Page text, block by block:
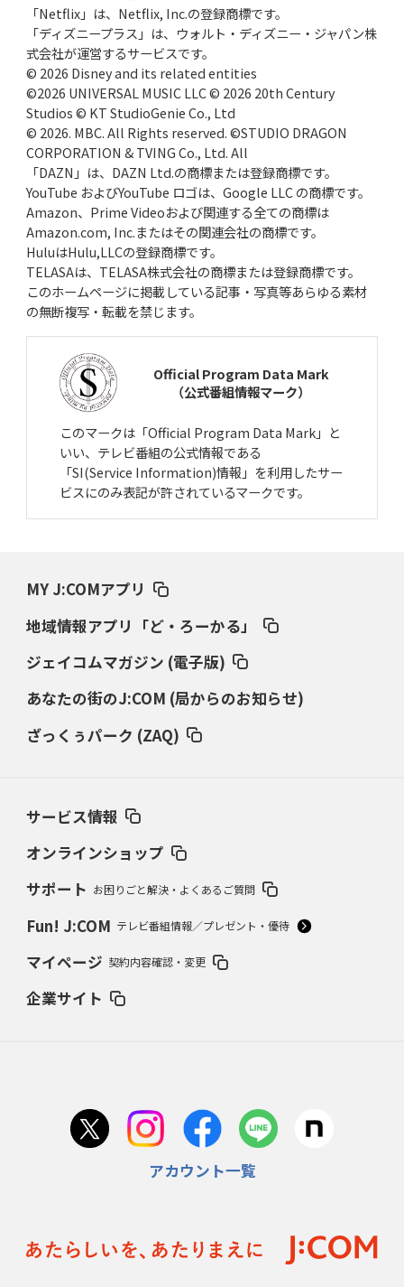
「Netflix」は、Netflix, Inc.の登録商標です。
「ディズニープラス」は、ウォルト・ディズニー・ジャパン株
式会社が運営するサービスです。
© 2026 Disney and its related entities
©2026 UNIVERSAL MUSIC LLC © 2026 20th Century
Studios © KT StudioGenie Co., Ltd
© 2026. MBC. All Rights reserved. ©STUDIO DRAGON
CORPORATION & TVING Co., Ltd. All
「DAZN」は、DAZN Ltd.の商標または登録商標です。
YouTube およびYouTube ロゴは、Google LLC の商標です。
Amazon、Prime Videoおよび関連する全ての商標は
Amazon.com, Inc.またはその関連会社の商標です。
HuluはHulu,LLCの登録商標です。
TELASAは、TELASA株式会社の商標または登録商標です。
このホームページに掲載している記事・写真等あらゆる素材
の無断複写・転載を禁じます。
Official Program Data Mark
（公式番組情報マーク）
このマークは「Official Program Data Mark」と
いい、テレビ番組の公式情報である
「SI(Service Information)情報」を利用したサー
ビスにのみ表記が許されているマークです。
MY J:COMアプリ
地域情報アプリ「ど・ろーかる」
ジェイコムマガジン (電子版)
あなたの街のJ:COM (局からのお知らせ)
ざっくぅパーク (ZAQ)
サービス情報
オンラインショップ
サポート お困りごと解決・よくあるご質問
Fun! J:COM テレビ番組情報／プレゼント・優待
マイページ 契約内容確認・変更
企業サイト
アカウント一覧